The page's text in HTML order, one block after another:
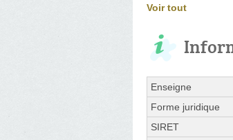
Voir tout
Enseigne
Forme juridique
SIRET